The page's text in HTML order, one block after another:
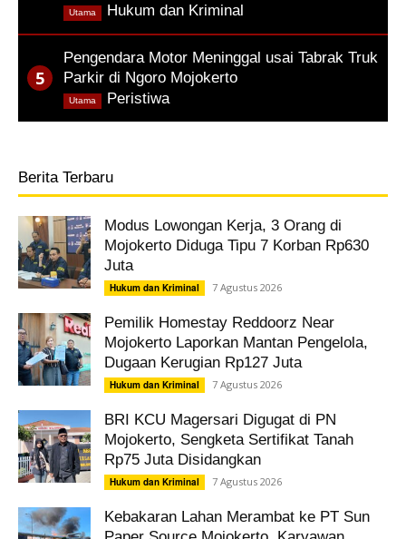
Hukum dan Kriminal
Utama
Pengendara Motor Meninggal usai Tabrak Truk
Parkir di Ngoro Mojokerto
Peristiwa
Utama
Berita Terbaru
Modus Lowongan Kerja, 3 Orang di
Mojokerto Diduga Tipu 7 Korban Rp630
Juta
Hukum dan Kriminal 7 Agustus 2026
Pemilik Homestay Reddoorz Near
Mojokerto Laporkan Mantan Pengelola,
Dugaan Kerugian Rp127 Juta
Hukum dan Kriminal 7 Agustus 2026
BRI KCU Magersari Digugat di PN
Mojokerto, Sengketa Sertifikat Tanah
Rp75 Juta Disidangkan
Hukum dan Kriminal 7 Agustus 2026
Kebakaran Lahan Merambat ke PT Sun